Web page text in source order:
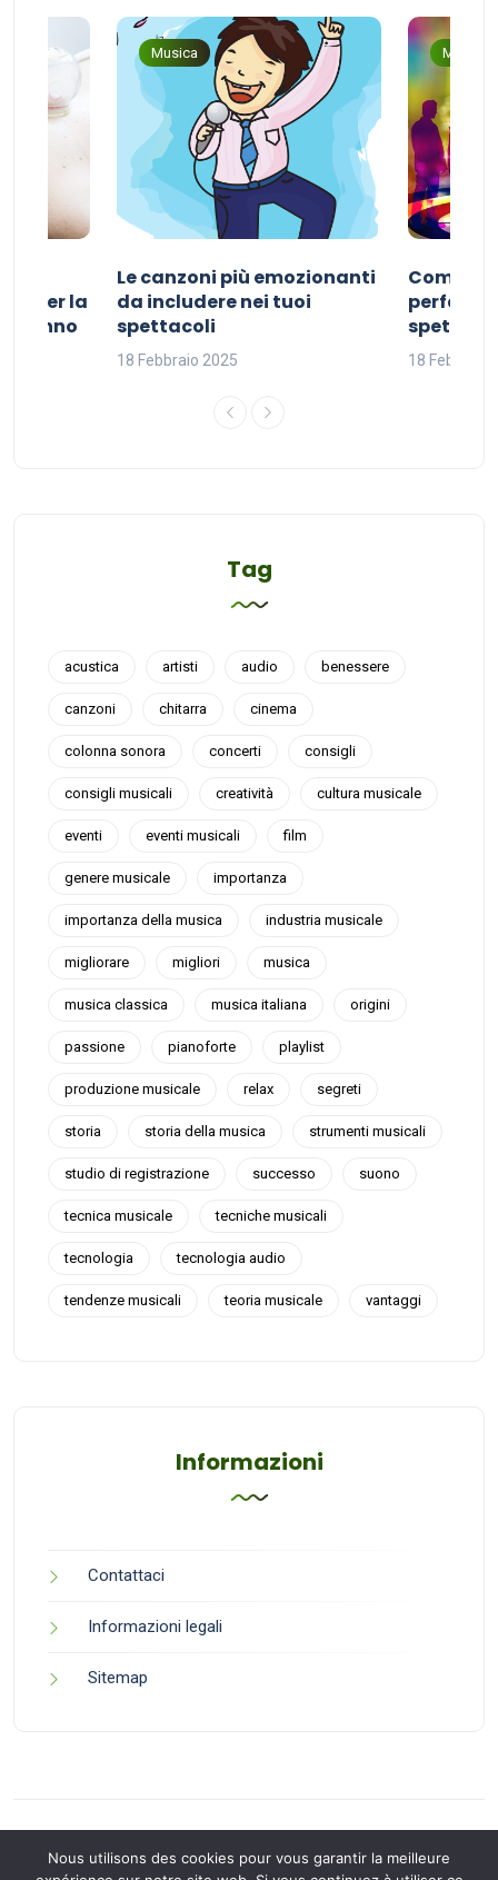
per la
sonno
Musica
Le canzoni più emozionanti
da includere nei tuoi
spettacoli
18 Febbraio 2025
Musica
Come
perfetta
18 Febbraio
Tag
acustica artisti audio benessere
canzoni chitarra cinema
colonna sonora concerti consigli
consigli musicali creatività cultura musicale
eventi eventi musicali film
genere musicale importanza
importanza della musica industria musicale
migliorare migliori musica
musica classica musica italiana origini
passione pianoforte playlist
produzione musicale relax segreti
storia storia della musica strumenti musicali
studio di registrazione successo suono
tecnica musicale tecniche musicali
tecnologia tecnologia audio
tendenze musicali teoria musicale vantaggi
Informazioni
Contattaci
Informazioni legali
Sitemap
Nous utilisons des cookies pour vous garantir la meilleure